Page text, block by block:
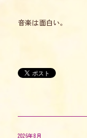
音楽は面白い。
2026年8月